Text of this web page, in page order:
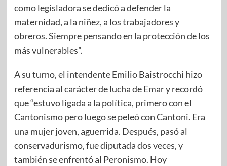
como legisladora se dedicó a defender la
maternidad, a la niñez, a los trabajadores y
obreros. Siempre pensando en la protección de los
más vulnerables”.
A su turno, el intendente Emilio Baistrocchi hizo
referencia al carácter de lucha de Emar y recordó
que “estuvo ligada a la política, primero con el
Cantonismo pero luego se peleó con Cantoni. Era
una mujer joven, aguerrida. Después, pasó al
conservadurismo, fue diputada dos veces, y
también se enfrentó al Peronismo. Hoy